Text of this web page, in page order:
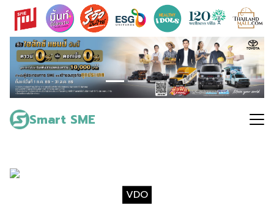
Skip
content
Smart SME
Search
for:
VDO